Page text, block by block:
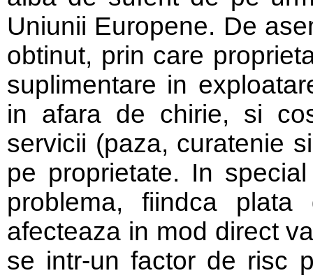
Uniunii Europene. De
obtinut, prin care
suplimentare in
in afara de chirie, si
servicii (paza, curatenie
pe proprietate. In
problema, fiindca
afecteaza in mod direct
se intr-un factor de risc